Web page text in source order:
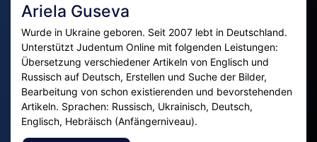
Ariela Guseva
Wurde in Ukraine geboren. Seit 2007 lebt in Deutschland.
Unterstützt Judentum Online mit folgenden Leistungen:
Übersetzung verschiedener Artikeln von Englisch und
Russisch auf Deutsch, Erstellen und Suche der Bilder,
Bearbeitung von schon existierenden und bevorstehenden
Artikeln. Sprachen: Russisch, Ukrainisch, Deutsch,
Englisch, Hebräisch (Anfängerniveau).